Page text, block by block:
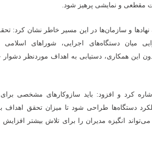
مقطعی و نمایشی پرهیز شود.
و سازمان‌ها در این مسیر خاطر نشان کرد:
میان دستگاه‌های اجرایی، شوراهای اسلامی
این همکاری، دستیابی به اهداف موردنظر دشوار
کرد و افزود: باید سازوکارهای مشخصی
دستگاه‌ها طراحی شود تا میزان تحقق اهداف
انگیزه مدیران را برای تلاش بیشتر افزایش